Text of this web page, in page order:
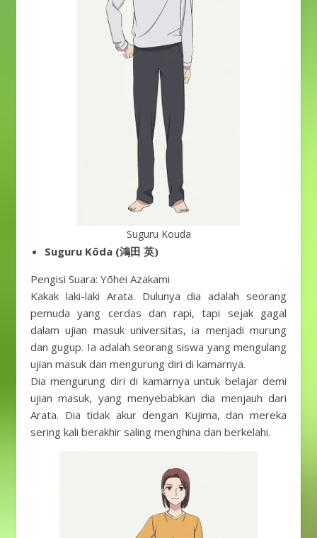
Suguru Kouda
Suguru Kōda (鴻田 英)
Pengisi Suara: Yōhei Azakami
Kakak laki-laki Arata. Dulunya dia adalah seorang
pemuda yang cerdas dan rapi, tapi sejak gagal
dalam ujian masuk universitas, ia menjadi murung
dan gugup. Ia adalah seorang siswa yang mengulang
ujian masuk dan mengurung diri di kamarnya.
Dia mengurung diri di kamarnya untuk belajar demi
ujian masuk, yang menyebabkan dia menjauh dari
Arata. Dia tidak akur dengan Kujima, dan mereka
sering kali berakhir saling menghina dan berkelahi.